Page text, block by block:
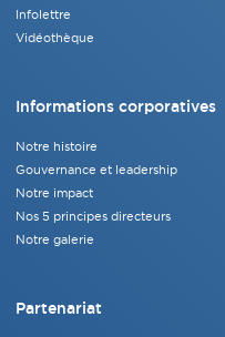
Infolettre
Vidéothèque
Informations corporatives
Notre histoire
Gouvernance et leadership
Notre impact
Nos 5 principes directeurs
Notre galerie
Partenariat